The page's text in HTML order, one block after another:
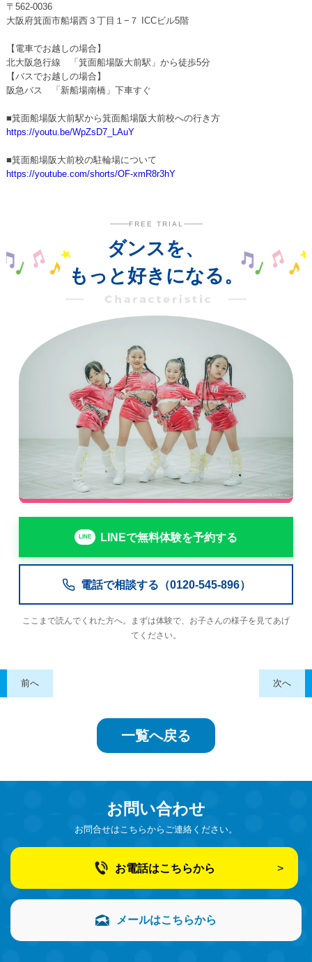
〒562-0036
大阪府箕面市船場西３丁目１−７ ICCビル5階
【電車でお越しの場合】
北大阪急行線 「箕面船場阪大前駅」から徒歩5分
【バスでお越しの場合】
阪急バス 「新船場南橋」下車すぐ
■箕面船場阪大前駅から箕面船場阪大前校への行き方
https://youtu.be/WpZsD7_LAuY
■箕面船場阪大前校の駐輪場について
https://youtube.com/shorts/OF-xmR8r3hY
FREE TRIAL
ダンスを、
もっと好きになる。
LINEで無料体験を予約する
電話で相談する（0120-545-896）
ここまで読んでくれた方へ。まずは体験で、お子さんの様子を見てあげ
てください。
前へ 次へ
一覧へ戻る
お問い合わせ
お問合せはこちらからご連絡ください。
お電話はこちらから
メールはこちらから